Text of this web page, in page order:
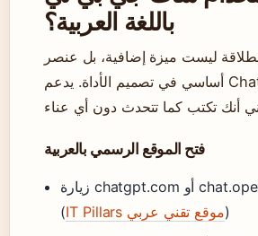
باللغة العربية؟
ليست ميزة إضافية، بل عنصر
أساسي في تصميم الأداة. يدعم ChatGPT اللغة العربية بشكل
فتح الموقع الرسمي بالعربية
زيارة chatgpt.com أو chat.openai.com هي الخطوة الأولى
(
IT Pillars موقع تقني عربي)